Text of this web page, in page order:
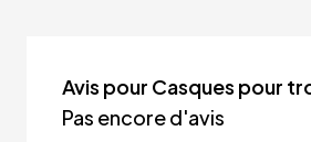
Avis pour Casques pour
Pas encore d'avis